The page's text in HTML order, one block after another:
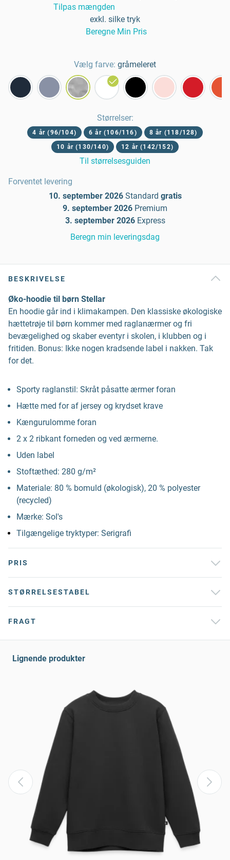
Tilpas mængden
exkl. silke tryk
Beregne Min Pris
Vælg farve: gråmeleret
Størrelser:
4 år (96/104) 6 år (106/116)
8 år (118/128)
10 år (130/140)
12 år (142/152)
Til størrelsesguiden
Forventet levering
10. september 2026 Standard gratis
9. september 2026 Premium
3. september 2026 Express
Beregn min leveringsdag
BESKRIVELSE
Øko-hoodie til børn Stellar
En hoodie går ind i klimakampen. Den klassiske økologiske
hættetrøje til børn kommer med raglanærmer og fri
bevægelighed og skaber eventyr i skolen, i klubben og i
fritiden. Bonus: Ikke nogen kradsende label i nakken. Tak
for det.
Sporty raglanstil: Skråt påsatte ærmer foran
Hætte med for af jersey og krydset krave
Kængurulomme foran
2 x 2 ribkant forneden og ved ærmerne.
Uden label
Stoftæthed: 280 g/m²
Materiale: 80 % bomuld (økologisk), 20 % polyester
(recycled)
Mærke: Sol's
Tilgængelige tryktyper: Serigrafi
PRIS
STØRRELSESTABEL
FRAGT
Lignende produkter